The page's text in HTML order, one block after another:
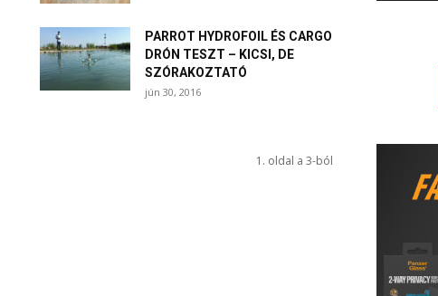
PARROT HYDROFOIL ÉS CARGO
DRÓN TESZT – KICSI, DE
SZÓRAKOZTATÓ
jún 30, 2016
1. oldal a 3-ból